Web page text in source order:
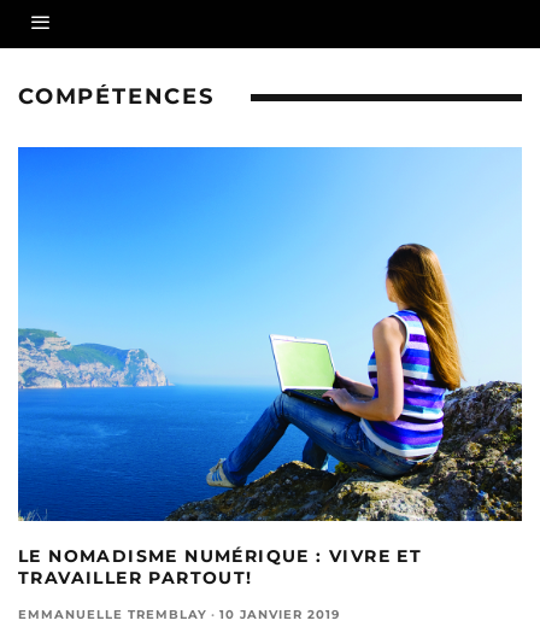
COMPÉTENCES
LE NOMADISME NUMÉRIQUE : VIVRE ET
TRAVAILLER PARTOUT!
EMMANUELLE TREMBLAY · 10 JANVIER 2019